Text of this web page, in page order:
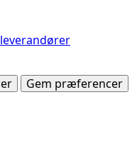
Gem præferencer